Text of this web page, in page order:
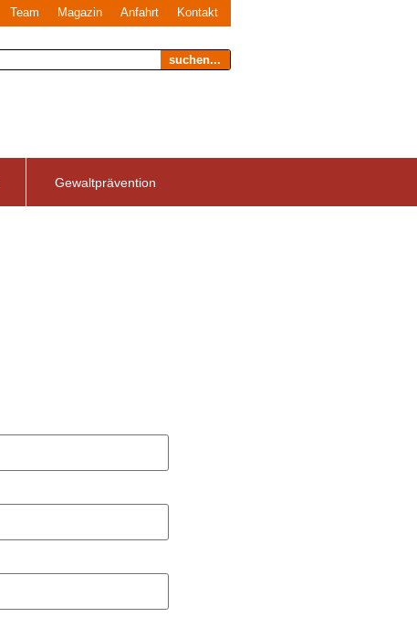
Team Magazin Anfahrt Kontakt
suchen...
Gewaltprävention